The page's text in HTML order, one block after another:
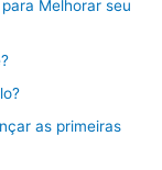
Melhorar seu
as primeiras